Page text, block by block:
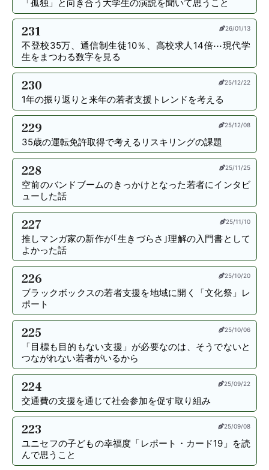
「孤独」と向き合う大学生の演説を聞いて思うこと
26/01/13
231
不登校35万、通信制生徒10％、高校求人14倍⋯現代学
生をまつわる数字を見る
25/12/22
230
1年の振り返りと来年の若者支援トレンドを考える
25/12/08
229
35歳の運転免許取得で考えるリスキリングの課題
25/11/25
228
空前のバンドブームのきっかけとなった若者にインタビ
ューした話
25/11/10
227
推しマンガ家の新作が｢生きづらさ｣理解の入門書として
よかった話
25/10/20
226
ブラックボックスの若者支援を地域に開く「文化祭」レ
ポート
25/10/06
225
「目標も目的もない支援」が必要なのは、そうでないと
つながれない若者がいるから
25/09/22
224
交通費の支援を通じて社会参加を促す取り組み
25/09/08
223
ユニセフの子どもの幸福度「レポート・カード19」を読
んで思うこと